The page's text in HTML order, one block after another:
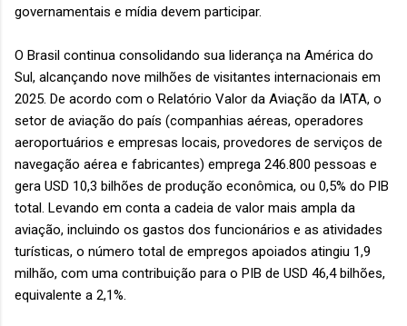
governamentais e mídia devem participar.
O Brasil continua consolidando sua liderança na América do
Sul, alcançando nove milhões de visitantes internacionais em
2025. De acordo com o Relatório Valor da Aviação da IATA, o
setor de aviação do país (companhias aéreas, operadores
aeroportuários e empresas locais, provedores de serviços de
navegação aérea e fabricantes) emprega 246.800 pessoas e
gera USD 10,3 bilhões de produção econômica, ou 0,5% do PIB
total. Levando em conta a cadeia de valor mais ampla da
aviação, incluindo os gastos dos funcionários e as atividades
turísticas, o número total de empregos apoiados atingiu 1,9
milhão, com uma contribuição para o PIB de USD 46,4 bilhões,
equivalente a 2,1%.